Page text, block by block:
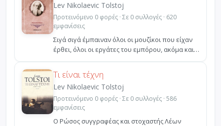
Lev Nikolaevic Tolstoj
Προτεινόμενο 0 φορές · Σε 0 συλλογές · 620
εμφανίσεις
Σιγά σιγά έμπαιναν όλοι οι μουζίκοι που είχαν
έρθει, όλοι οι εργάτες του εμπόρου, ακόμα και
ξένος κό...
Τι είναι τέχνη
Lev Nikolaevic Tolstoj
Προτεινόμενο 0 φορές · Σε 0 συλλογές · 586
εμφανίσεις
Ο Ρώσος συγγραφέας και στοχαστής Λέων